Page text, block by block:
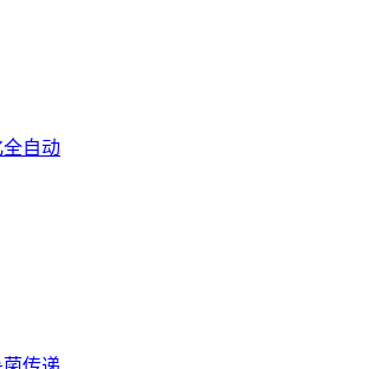
全自动